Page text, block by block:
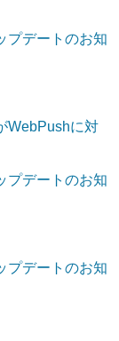
プデートのお知
WebPushに対
プデートのお知
プデートのお知